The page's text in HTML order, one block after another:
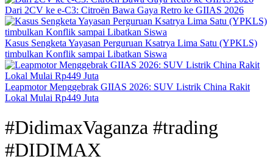
Dari 2CV ke e-C3: Citroën Bawa Gaya Retro ke GIIAS 2026
Kasus Sengketa Yayasan Perguruan Ksatrya Lima Satu (YPKLS)
timbulkan Konflik sampai Libatkan Siswa
Leapmotor Menggebrak GIIAS 2026: SUV Listrik China Rakit
Lokal Mulai Rp449 Juta
#DidimaxVaganza #trading
#DIDIMAX